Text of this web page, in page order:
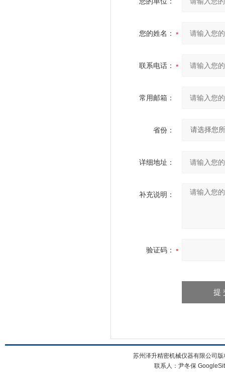
您的姓名：
联系电话：
常用邮箱：
省份：
详细地址：
补充说明：
验证码：
苏州泽升精密机械仪器有限公司
联系人：尹冬保